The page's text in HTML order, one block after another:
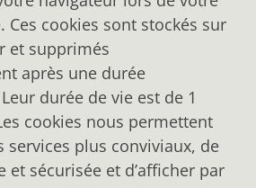
Ces cookies sont stockés sur
et supprimés
après une durée
durée de vie est de 1
cookies nous permettent
services plus conviviaux, de
et sécurisée et d’afficher par